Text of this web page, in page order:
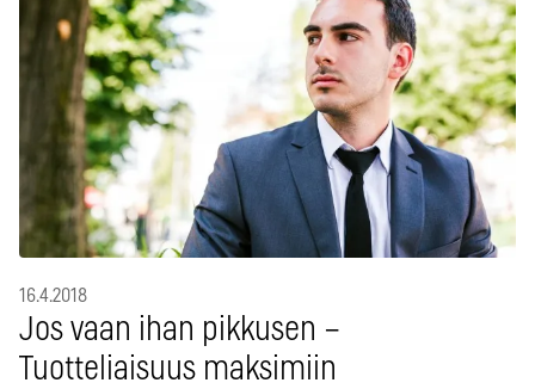
16.4.2018
Jos vaan ihan pikkusen –
Tuotteliaisuus maksimiin